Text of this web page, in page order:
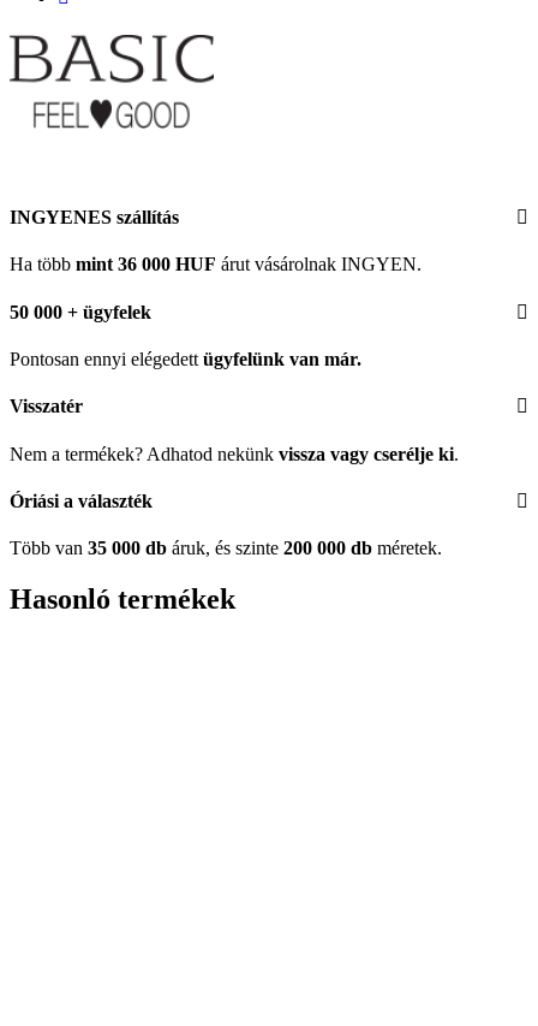
INGYENES szállítás
Ha több mint 36 000 HUF árut vásárolnak INGYEN.
50 000 + ügyfelek
Pontosan ennyi elégedett ügyfelünk van már.
Visszatér
Nem a termékek? Adhatod nekünk vissza vagy cserélje ki.
Óriási a választék
Több van 35 000 db áruk, és szinte 200 000 db méretek.
Hasonló termékek